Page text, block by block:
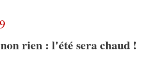
rien : l'été sera chaud !